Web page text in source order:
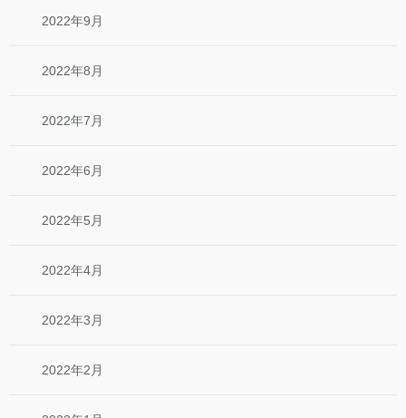
2022年9月
2022年8月
2022年7月
2022年6月
2022年5月
2022年4月
2022年3月
2022年2月